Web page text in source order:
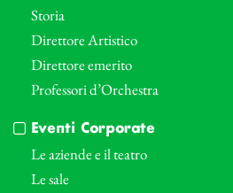
Storia
Direttore Artistico
Direttore emerito
Professori d’Orchestra
Eventi Corporate
Le aziende e il teatro
Le sale